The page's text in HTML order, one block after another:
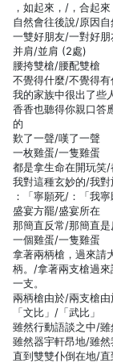
，如起來，/，合起來
自然會往後說/原因
一雙好朋友/一對好朋
并肩/並肩 (2處)
腰挎雙槍/腰配雙槍
不覺得什麼/不覺得有
我的家族中很出了些
香香也聽得你親口答
的
歎了一聲/嘆了一聲
一枚雞蛋/一隻雞蛋
都是拿生命在開玩笑
我對這種玄妙的/我
：「寧願死/：「我
盛宴方罷/盛宴所在
那簡直反常/那簡直是
一個雞蛋/一隻雞蛋
拿著兩柄槍，過來請
柄。/拿著兩支槍過
一支。
兩柄槍由於/兩支槍由
「文比」/「武比」
雖然行動語談之中/
雖然器宇軒昂地/雖然
直到雙雙仆倒在地/